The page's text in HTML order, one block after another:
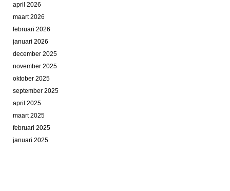
april 2026
maart 2026
februari 2026
januari 2026
december 2025
november 2025
oktober 2025
september 2025
april 2025
maart 2025
februari 2025
januari 2025